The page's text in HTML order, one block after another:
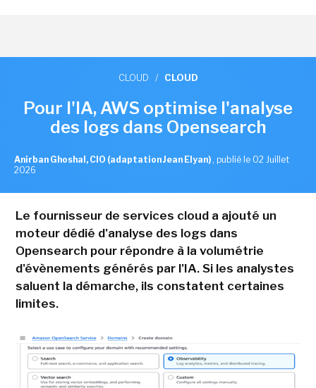
CLOUD / CLOUD
Pour l'IA, AWS optimise l'analyse
des logs dans Opensearch
Anirban Ghoshal, CIO (adaptation Jean Elyan) , publié le 02 Juillet
2026
Le fournisseur de services cloud a ajouté un
moteur dédié d'analyse des logs dans
Opensearch pour répondre à la volumétrie
d'évènements générés par l'IA. Si les analystes
saluent la démarche, ils constatent certaines
limites.